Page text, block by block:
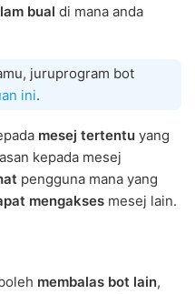
bual di mana anda
juruprogram bot
ini.
mesej tertentu yang
kepada mesej
pengguna mana yang
mengakses mesej lain.
membalas bot lain,